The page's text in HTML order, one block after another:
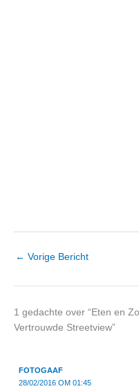
← Vorige Bericht
1 gedachte over “Eten en
Vertrouwde Streetview”
FOTOGAAF
28/02/2016 OM 01:45